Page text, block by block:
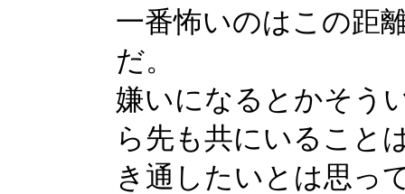
一番怖いのはこの距
だ。
嫌いになるとかそう
ら先も共にいること
き通したいとは思っ